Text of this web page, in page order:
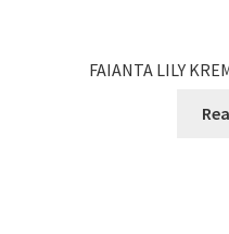
FAIANTA LILY